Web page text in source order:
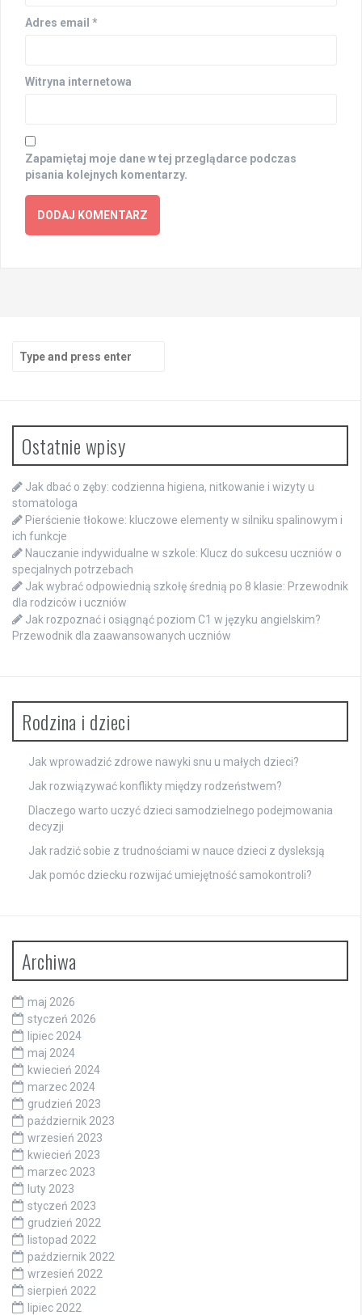
Adres email *
Witryna internetowa
Zapamiętaj moje dane w tej przeglądarce podczas
pisania kolejnych komentarzy.
for:
Ostatnie wpisy
Jak dbać o zęby: codzienna higiena, nitkowanie i wizyty u
stomatologa
Pierścienie tłokowe: kluczowe elementy w silniku spalinowym i
ich funkcje
Nauczanie indywidualne w szkole: Klucz do sukcesu uczniów o
specjalnych potrzebach
Jak wybrać odpowiednią szkołę średnią po 8 klasie: Przewodnik
dla rodziców i uczniów
Jak rozpoznać i osiągnąć poziom C1 w języku angielskim?
Przewodnik dla zaawansowanych uczniów
Rodzina i dzieci
Jak wprowadzić zdrowe nawyki snu u małych dzieci?
Jak rozwiązywać konflikty między rodzeństwem?
Dlaczego warto uczyć dzieci samodzielnego podejmowania
decyzji
Jak radzić sobie z trudnościami w nauce dzieci z dysleksją
Jak pomóc dziecku rozwijać umiejętność samokontroli?
Archiwa
maj 2026
styczeń 2026
lipiec 2024
maj 2024
kwiecień 2024
marzec 2024
grudzień 2023
październik 2023
wrzesień 2023
kwiecień 2023
marzec 2023
luty 2023
styczeń 2023
grudzień 2022
listopad 2022
październik 2022
wrzesień 2022
sierpień 2022
lipiec 2022